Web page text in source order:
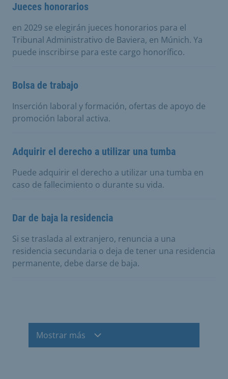
Jueces honorarios
en 2029 se elegirán jueces honorarios para el
Tribunal Administrativo de Baviera, en Múnich. Ya
puede inscribirse para este cargo honorífico.
Bolsa de trabajo
Inserción laboral y formación, ofertas de apoyo de
promoción laboral activa.
Adquirir el derecho a utilizar una tumba
Puede adquirir el derecho a utilizar una tumba en
caso de fallecimiento o durante su vida.
Dar de baja la residencia
Si se traslada al extranjero, renuncia a una
residencia secundaria o deja de tener una residencia
permanente, debe darse de baja.
Mostrar más